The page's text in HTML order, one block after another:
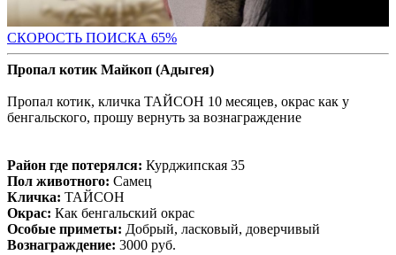
СКОРОСТЬ ПОИСКА 65%
Пропал котик Майкоп (Адыгея)
Пропал котик, кличка ТАЙСОН 10 месяцев, окрас как у
бенгальского, прошу вернуть за вознаграждение
Район где потерялся: Курджипская 35
Пол животного: Самец
Кличка: ТАЙСОН
Окрас: Как бенгальский окрас
Особые приметы: Добрый, ласковый, доверчивый
Вознаграждение: 3000 руб.